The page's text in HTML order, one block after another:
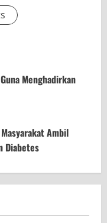
Menghadirkan
Ambil
Diabetes